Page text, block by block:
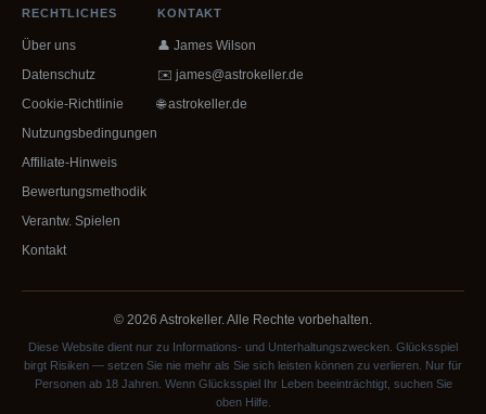
RECHTLICHES
Über uns
Datenschutz
Cookie-Richtlinie
Nutzungsbedingungen
Affiliate-Hinweis
Bewertungsmethodik
Verantw. Spielen
Kontakt
KONTAKT
👤 James Wilson
✉️ james@astrokeller.de
🌐 astrokeller.de
© 2026 Astrokeller. Alle Rechte vorbehalten.
Diese Website dient nur zu Informations- und Unterhaltungszwecken. Glücksspiel
birgt Risiken — setzen Sie nie mehr als Sie sich leisten können zu verlieren. Nur für
Personen ab 18 Jahren. Wenn Glücksspiel Ihr Leben beeinträchtigt, suchen Sie
oben Hilfe.